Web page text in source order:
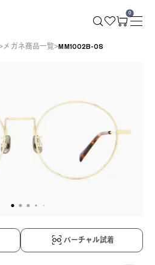
0
メガネ商品一覧 MM1002B-0S
バーチャル試着